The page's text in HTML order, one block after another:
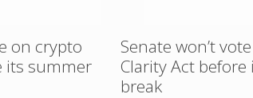
on crypto
its summer
Senate won’t
Clarity Act
break